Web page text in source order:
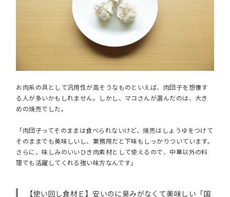
お肉系の具として汎用性が高そうなものといえば、肉団子を想像す
る人が多いかもしれません。しかし、マコさんが選んだのは、大き
めの焼売でした。
「肉団子ってそのままは食べられないけど、焼売はしょうゆをつけて
そのままでも美味しいし、業務用だと下味もしっかりついています。
さらに、味しみのいいひき肉素材として使えるので、中華以外の料
理でも活躍してくれる強い味方なんです」
【使い回し食材Ｅ】安いのに臭みがなくて美味しい「国